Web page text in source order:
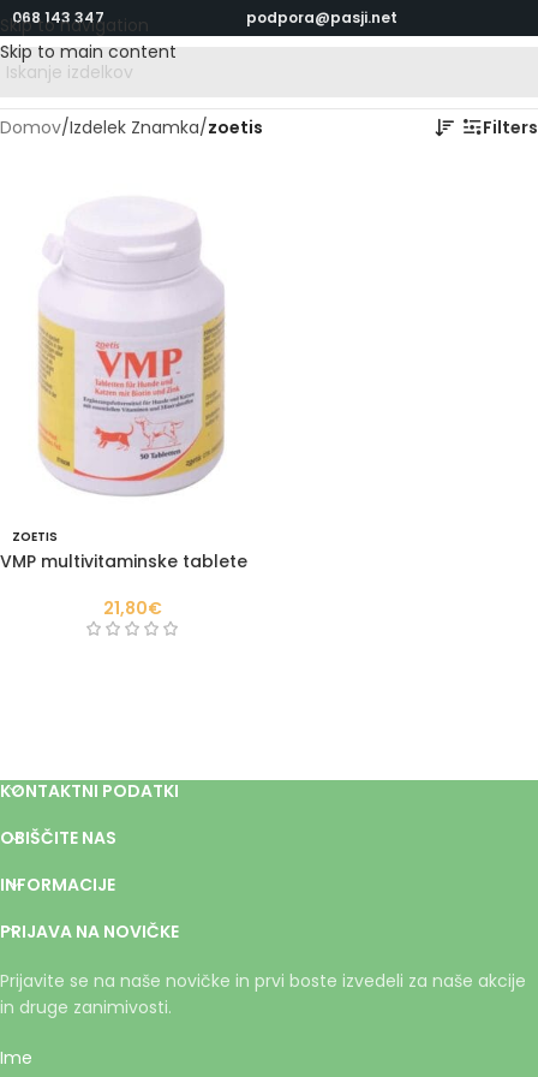
Skip to navigation
Skip to main content
068 143 347 podpora@pasji.net
Domov/Izdelek Znamka/zoetis Filters
ZOETIS
VMP multivitaminske tablete
21,80€
KONTAKTNI PODATKI
OBIŠČITE NAS
INFORMACIJE
PRIJAVA NA NOVIČKE
Prijavite se na naše novičke in prvi boste izvedeli za naše akcije
in druge zanimivosti.
Ime